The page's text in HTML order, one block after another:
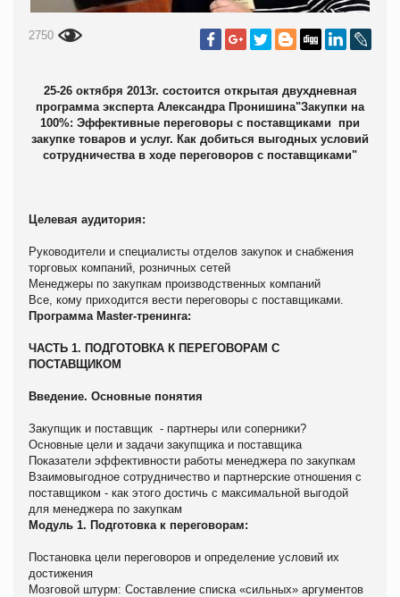
2750
25-26 октября 2013г. состоится открытая двухдневная
программа эксперта Александра Пронишина"Закупки на
100%: Эффективные переговоры с поставщиками при
закупке товаров и услуг. Как добиться выгодных условий
сотрудничества в ходе переговоров с поставщиками"
Целевая аудитория:
Руководители и специалисты отделов закупок и снабжения
торговых компаний, розничных сетей
Менеджеры по закупкам производственных компаний
Все, кому приходится вести переговоры с поставщиками.
Программа Master-тренинга:
ЧАСТЬ 1. ПОДГОТОВКА К ПЕРЕГОВОРАМ С
ПОСТАВЩИКОМ
Введение. Основные понятия
Закупщик и поставщик - партнеры или соперники?
Основные цели и задачи закупщика и поставщика
Показатели эффективности работы менеджера по закупкам
Взаимовыгодное сотрудничество и партнерские отношения с
поставщиком - как этого достичь с максимальной выгодой
для менеджера по закупкам
Модуль 1. Подготовка к переговорам:
Постановка цели переговоров и определение условий их
достижения
Мозговой штурм: Составление списка «сильных» аргументов